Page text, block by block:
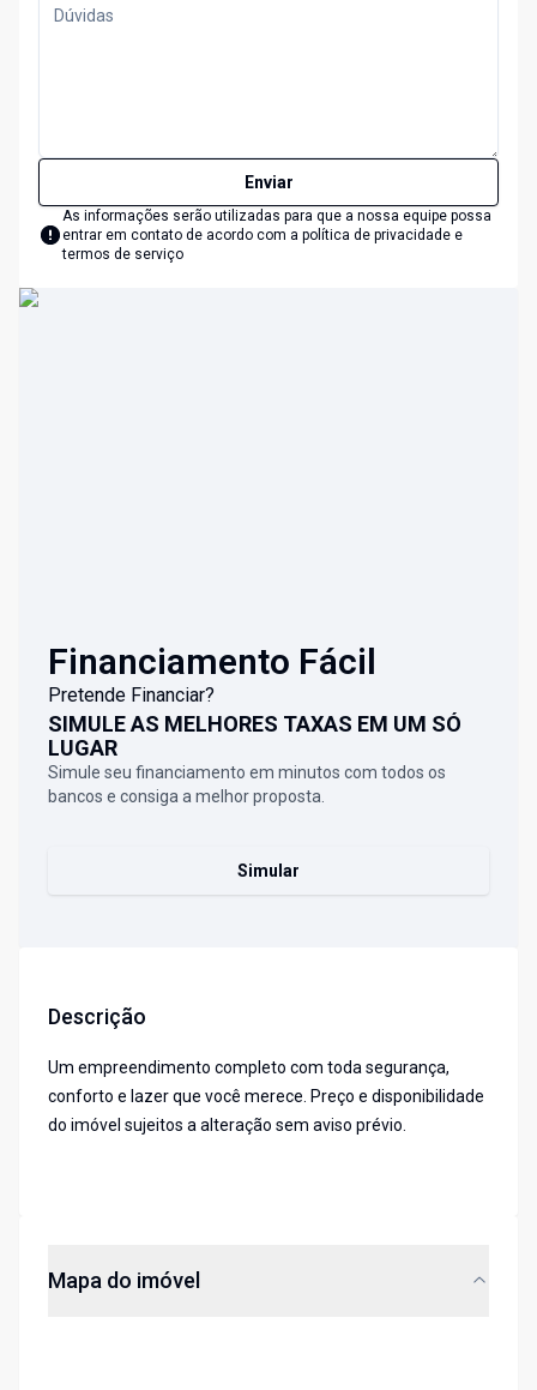
Enviar
As informações serão utilizadas para que a nossa equipe possa
entrar em contato de acordo com a política de privacidade e
termos de serviço
Financiamento Fácil
Pretende Financiar?
SIMULE AS MELHORES TAXAS EM UM SÓ
LUGAR
Simule seu financiamento em minutos com todos os
bancos e consiga a melhor proposta.
Simular
Descrição
Um empreendimento completo com toda segurança,
conforto e lazer que você merece. Preço e disponibilidade
do imóvel sujeitos a alteração sem aviso prévio.
Mapa do imóvel